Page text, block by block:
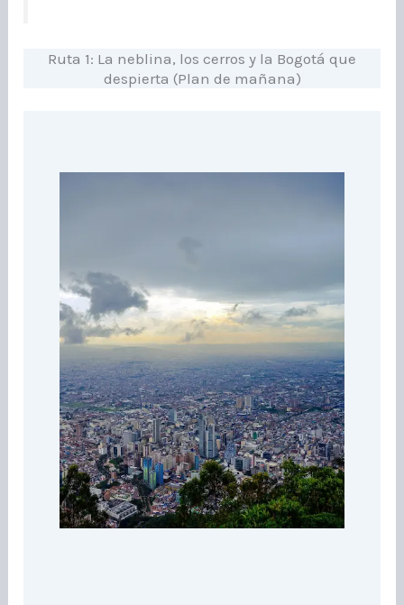
Ruta 1: La neblina, los cerros y la Bogotá que
despierta (Plan de mañana)